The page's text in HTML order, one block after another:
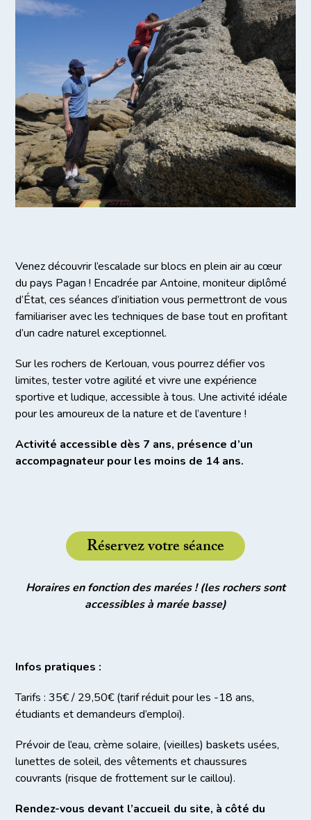
Venez découvrir l’escalade sur blocs en plein air au cœur
du pays Pagan ! Encadrée par Antoine, moniteur diplômé
d’État, ces séances d’initiation vous permettront de vous
familiariser avec les techniques de base tout en profitant
d’un cadre naturel exceptionnel.
Sur les rochers de Kerlouan, vous pourrez défier vos
limites, tester votre agilité et vivre une expérience
sportive et ludique, accessible à tous. Une activité idéale
pour les amoureux de la nature et de l’aventure !
Activité accessible dès 7 ans, présence d’un
accompagnateur pour les moins de 14 ans.
Réservez votre séance
Horaires en fonction des marées ! (les rochers sont
accessibles à marée basse)
Infos pratiques :
Tarifs : 35€ / 29,50€ (tarif réduit pour les -18 ans,
étudiants et demandeurs d’emploi).
Prévoir de l’eau, crème solaire, (vieilles) baskets usées,
lunettes de soleil, des vêtements et chaussures
couvrants (risque de frottement sur le caillou).
Rendez-vous devant l’accueil du site, à côté du